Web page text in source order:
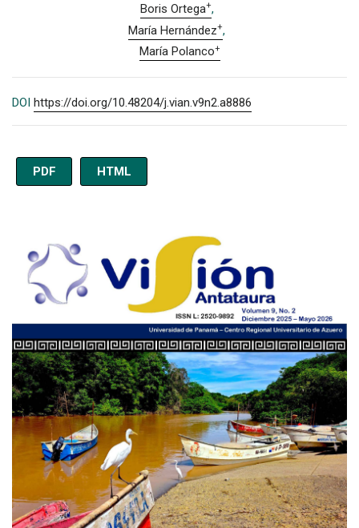
Boris Ortega+
María Hernández+
María Polanco+
DOI https://doi.org/10.48204/j.vian.v9n2.a8886
PDF HTML
Imagen de portada